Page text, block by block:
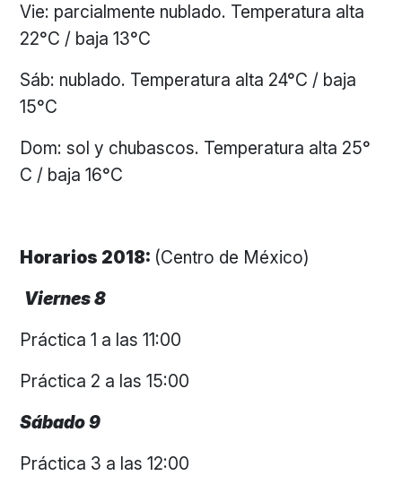
Vie: parcialmente nublado. Temperatura alta
22°C / baja 13°C
Sáb: nublado. Temperatura alta 24°C / baja
15°C
Dom: sol y chubascos. Temperatura alta 25°
C / baja 16°C
Horarios 2018: (Centro de México)
Viernes 8
Práctica 1 a las 11:00
Práctica 2 a las 15:00
Sábado 9
Práctica 3 a las 12:00